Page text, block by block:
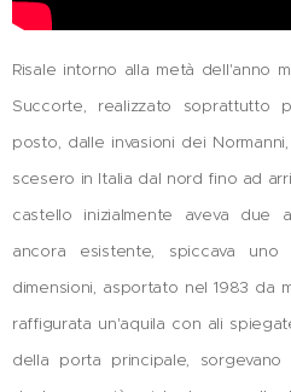
Risale intorno alla metà dell'anno
Succorte, realizzato
posto, dalle invasioni dei
scesero in Italia dal nord fino ad
castello inizialmente aveva due
ancora esistente, spiccava
dimensioni, asportato nel 1983 da
raffigurata un'aquila con ali
della porta principale,